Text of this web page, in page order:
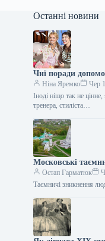
Останні новини
Чиї поради
Ніна Яремко
Чер
Іноді ніщо так не
тренера, стиліста…
Московські
Остап Гарматюк
Таємничі зникнення